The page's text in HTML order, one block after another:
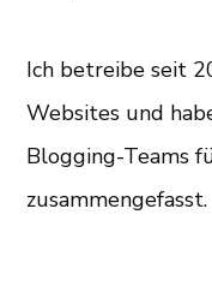
Ich betreibe seit
Websites und
Blogging-Teams
zusammengefasst.